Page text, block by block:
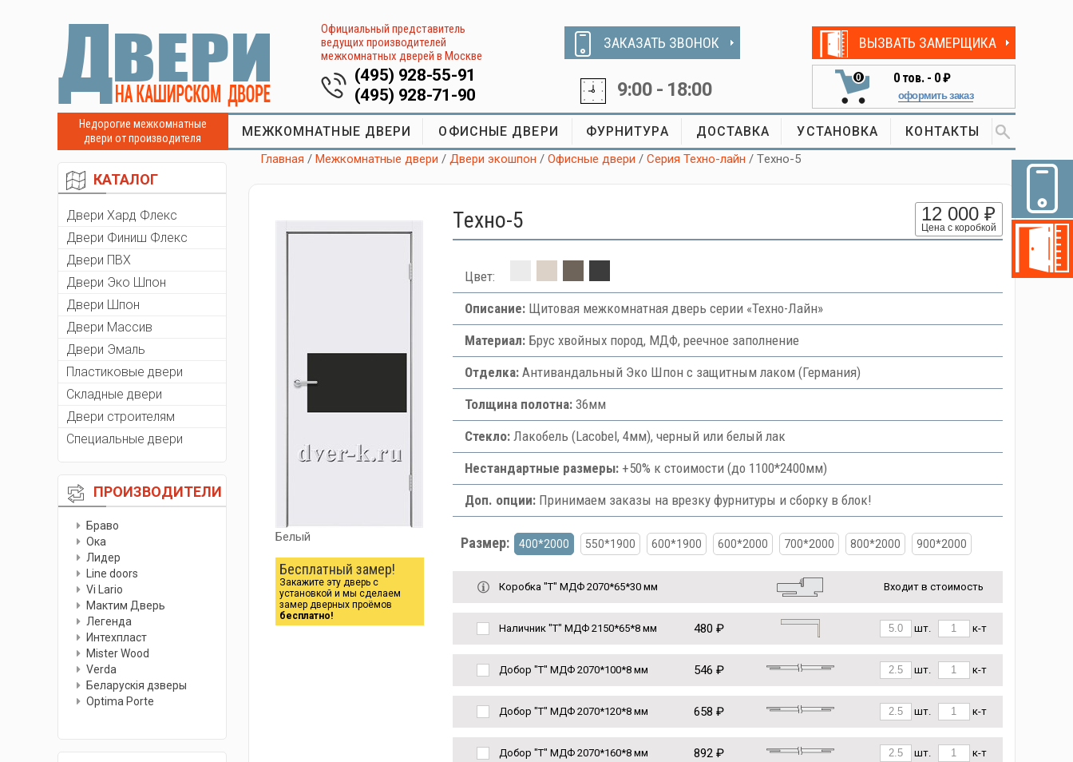
Официальный представитель
ведущих производителей
межкомнатных дверей в Москве
(495) 928-55-91
(495) 928-71-90
ЗАКАЗАТЬ ЗВОНОК
9:00 - 18:00
ВЫЗВАТЬ ЗАМЕРЩИКА
0 0тов. - 0 ₽
оформить заказ
Недорогие межкомнатные
двери от производителя
МЕЖКОМНАТНЫЕ ДВЕРИ ОФИСНЫЕ ДВЕРИ ФУРНИТУРА ДОСТАВКА УСТАНОВКА КОНТАКТЫ
КАТАЛОГ
Двери Хард Флекс
Двери Финиш Флекс
Двери ПВХ
Двери Эко Шпон
Двери Шпон
Двери Массив
Двери Эмаль
Пластиковые двери
Складные двери
Двери строителям
Специальные двери
ПРОИЗВОДИТЕЛИ
Браво
Ока
Лидер
Line doors
Vi Lario
Мактим Дверь
Легенда
Интехпласт
Мister Wood
Verda
Беларускiя дзверы
Optima Porte
Главная /Межкомнатные двери /Двери экошпон /Офисные двери /Серия Техно-лайн / Tехно-5
Белый
Бесплатный замер!
Закажите эту дверь с
установкой и мы сделаем
замер дверных проёмов
бесплатно!
Tехно-5 12 000 ₽
Цена с коробкой
Цвет:
Описание:Щитовая межкомнатная дверь серии «Техно-Лайн»
Материал:Брус хвойных пород, МДФ, реечное заполнение
Отделка:Антивандальный Эко Шпон с защитным лаком (Германия)
Толщина полотна:36мм
Стекло:Лакобель (Lacobel, 4мм), черный или белый лак
Нестандартные размеры:+50% к стоимости (до 1100*2400мм)
Доп. опции:Принимаем заказы на врезку фурнитуры и сборку в блок!
Размер: 400*2000 550*1900 600*1900 600*2000 700*2000 800*2000 900*2000
Коробка "Т" МДФ 2070*65*30 мм Входит в стоимость
Наличник "Т" МДФ 2150*65*8 мм 480 ₽ шт. к-т
Добор "Т" МДФ 2070*100*8 мм 546 ₽ шт. к-т
Добор "Т" МДФ 2070*120*8 мм 658 ₽ шт. к-т
Добор "Т" МДФ 2070*160*8 мм 892 ₽ шт. к-т